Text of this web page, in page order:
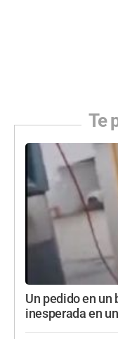
Te
Un pedido en
inesperada en